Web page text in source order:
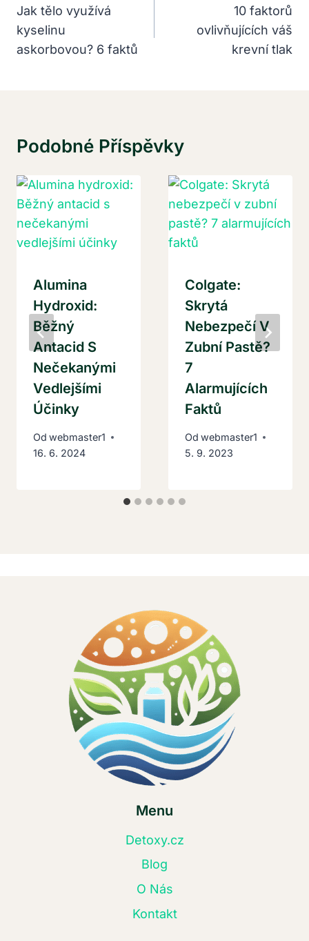
Pro
Příspěvek
Jak tělo využívá
kyselinu
askorbovou? 6 faktů
10 faktorů
ovlivňujících váš
krevní tlak
Podobné Příspěvky
Alumina
Hydroxid:
Běžný
Antacid S
Nečekanými
Vedlejšími
Účinky
Od webmaster1
16. 6. 2024
Colgate:
Skrytá
Nebezpečí V
Zubní Pastě?
7
Alarmujících
Faktů
Od webmaster1
5. 9. 2023
Menu
Detoxy.cz
Blog
O Nás
Kontakt